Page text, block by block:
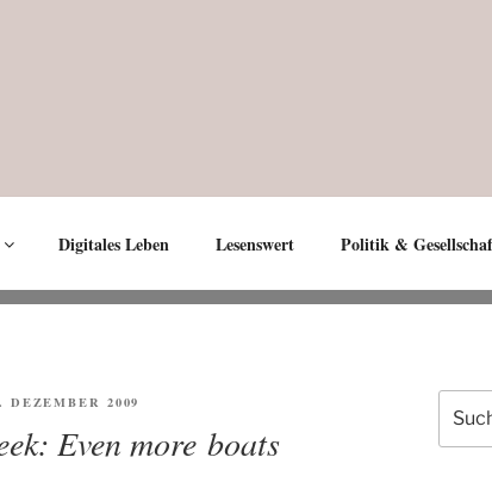
Digitales Leben Lesenswert Politik &
DEZEMBER 2009
Even more boats
Suche
nach: